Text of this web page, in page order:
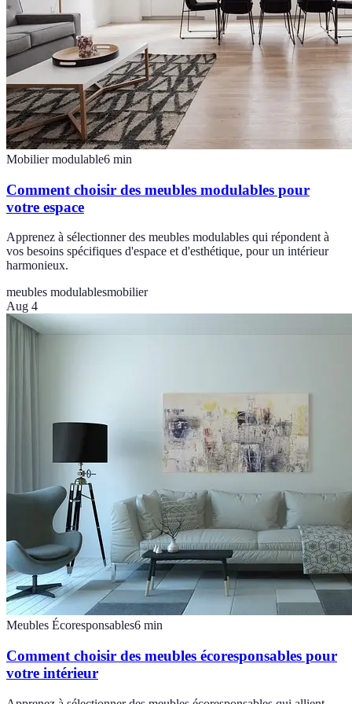
Mobilier modulable6 min
Comment choisir des meubles modulables pour
votre espace
Apprenez à sélectionner des meubles modulables qui répondent à
vos besoins spécifiques d'espace et d'esthétique, pour un intérieur
harmonieux.
meubles modulablesmobilier
Aug 4
Meubles Écoresponsables6 min
Comment choisir des meubles écoresponsables pour
votre intérieur